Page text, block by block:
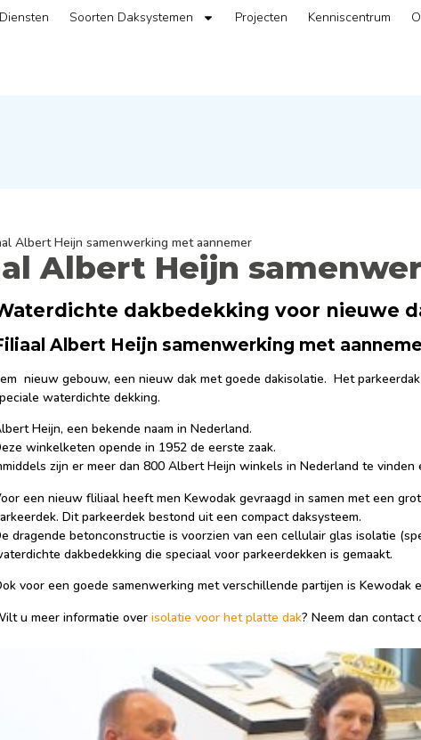
Diensten Soorten Daksystemen Projecten Kenniscentrum
Albert Heijn samenwerking met aannemer
Albert Heijn
dakbedekking voor nieuwe
Albert Heijn samenwerking met
nieuw gebouw, een nieuw dak met goede dakisolatie. Het
waterdichte dekking.
Heijn, een bekende naam in Nederland.
winkelketen opende in 1952 de eerste zaak.
zijn er meer dan 800 Albert Heijn winkels in Nederland te
een nieuw fliliaal heeft men Kewodak gevraagd in samen met een
Dit parkeerdek bestond uit een compact daksysteem.
dragende betonconstructie is voorzien van een cellulair glas isolatie
dakbedekking die speciaal voor parkeerdekken is gemaakt.
voor een goede samenwerking met verschillende partijen is Kewodak
u meer informatie overisolatie voor het platte dak? Neem dan contact